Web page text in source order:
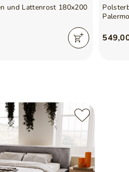
und Lattenrost 180x200